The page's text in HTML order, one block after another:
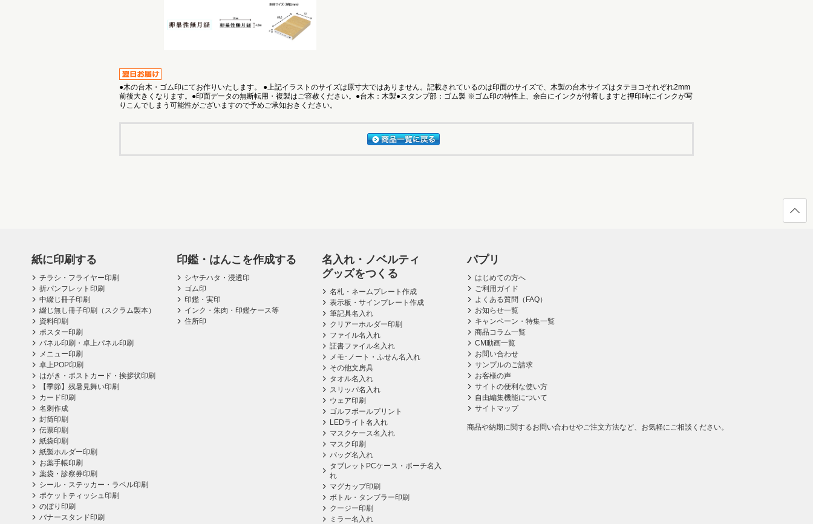
●木の台木・ゴム印にてお作りいたします。 ●上記イラストのサイズは原寸大ではありません。記載されているのは印面のサイズで、木製の台木サイズはタテヨコそれぞれ2mm
前後大きくなります。●印面データの無断転用・複製はご容赦ください。●台木：木製●スタンプ部：ゴム製 ※ゴム印の特性上、余白にインクが付着しますと押印時にインクが写
りこんでしまう可能性がございますので予めご承知おきください。
紙に印刷する
チラシ・フライヤー印刷
折パンフレット印刷
中綴じ冊子印刷
綴じ無し冊子印刷（スクラム製本）
資料印刷
ポスター印刷
パネル印刷・卓上パネル印刷
メニュー印刷
卓上POP印刷
はがき・ポストカード・挨拶状印刷
【季節】残暑見舞い印刷
カード印刷
名刺作成
封筒印刷
伝票印刷
紙袋印刷
紙製ホルダー印刷
お薬手帳印刷
薬袋・診察券印刷
シール・ステッカー・ラベル印刷
ポケットティッシュ印刷
のぼり印刷
バナースタンド印刷
印鑑・はんこを作成する
シヤチハタ・浸透印
ゴム印
印鑑・実印
インク・朱肉・印鑑ケース等
住所印
名入れ・ノベルティ
グッズをつくる
名札・ネームプレート作成
表示板・サインプレート作成
筆記具名入れ
クリアーホルダー印刷
ファイル名入れ
証書ファイル名入れ
メモ･ノート・ふせん名入れ
その他文房具
タオル名入れ
スリッパ名入れ
ウェア印刷
ゴルフボールプリント
LEDライト名入れ
マスクケース名入れ
マスク印刷
バッグ名入れ
タブレットPCケース・ポーチ名入
れ
マグカップ印刷
ボトル・タンブラー印刷
クージー印刷
ミラー名入れ
パプリ
はじめての方へ
ご利用ガイド
よくある質問（FAQ）
お知らせ一覧
キャンペーン・特集一覧
商品コラム一覧
CM動画一覧
お問い合わせ
サンプルのご請求
お客様の声
サイトの便利な使い方
自由編集機能について
サイトマップ
商品や納期に関するお問い合わせやご注文方法など、お気軽にご相談ください。